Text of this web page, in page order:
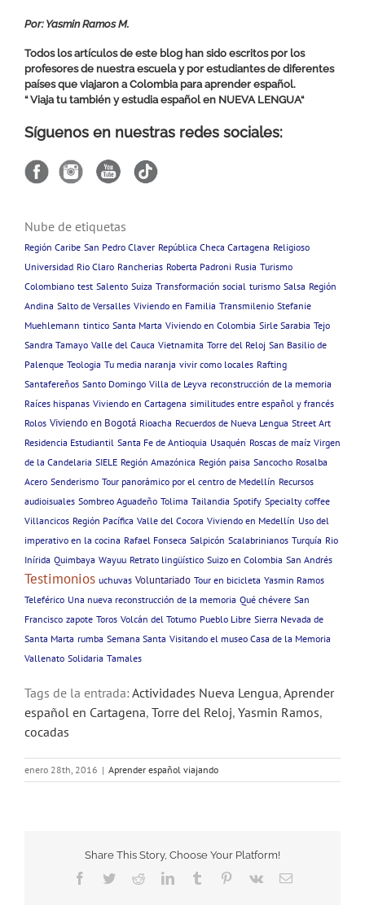
Por: Yasmin Ramos M.
Todos los artículos de este blog han sido escritos por los
profesores de nuestra escuela y por estudiantes de diferentes
países que viajaron a Colombia para aprender español.
“ Viaja tu también y estudia español en NUEVA LENGUA“
Síguenos en nuestras redes sociales:
Nube de etiquetas
Región Caribe San Pedro Claver República Checa Cartagena Religioso
Universidad Rio Claro Rancherias Roberta Padroni Rusia Turismo
Colombiano test Salento Suiza Transformación social turismo Salsa Región
Andina Salto de Versalles Viviendo en Familia Transmilenio Stefanie
Muehlemann tintico Santa Marta Viviendo en Colombia Sirle Sarabia Tejo
Sandra Tamayo Valle del Cauca Vietnamita Torre del Reloj San Basilio de
Palenque Teologia Tu media naranja vivir como locales Rafting
Santafereños Santo Domingo Villa de Leyva reconstrucción de la memoria
Raíces hispanas Viviendo en Cartagena similitudes entre español y francés
Rolos Viviendo en Bogotá Rioacha Recuerdos de Nueva Lengua Street Art
Residencia Estudiantil Santa Fe de Antioquia Usaquén Roscas de maíz Virgen
de la Candelaria SIELE Región Amazónica Región paisa Sancocho Rosalba
Acero Senderismo Tour panorámico por el centro de Medellín Recursos
audioisuales Sombreo Aguadeño Tolima Tailandia Spotify Specialty coffee
Villancicos Región Pacífica Valle del Cocora Viviendo en Medellín Uso del
imperativo en la cocina Rafael Fonseca Salpicón Scalabrinianos Turquía Rio
Inírida Quimbaya Wayuu Retrato lingüístico Suizo en Colombia San Andrés
Testimonios uchuvas Voluntariado Tour en bicicleta Yasmin Ramos
Teleférico Una nueva reconstrucción de la memoria Qué chévere San
Francisco zapote Toros Volcán del Totumo Pueblo Libre Sierra Nevada de
Santa Marta rumba Semana Santa Visitando el museo Casa de la Memoria
Vallenato Solidaria Tamales
Tags de la entrada: Actividades Nueva Lengua,Aprender
español en Cartagena, Torre del Reloj, Yasmin Ramos,
cocadas
enero 28th, 2016 | Aprender español viajando
Share This Story, Choose Your Platform!
Facebook
TwitterRedditLinkedInTumblr Pinterest
Vk Email